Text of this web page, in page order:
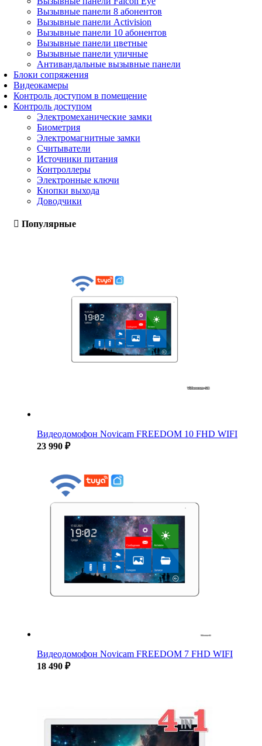
Вызывные панели 8 абонентов
Вызывные панели Activision
Вызывные панели 10 абонентов
Вызывные панели цветные
Вызывные панели уличные
Антивандальные вызывные панели
Блоки сопряжения
Видеокамеры
Контроль доступом в помещение
Контроль доступом
Электромеханические замки
Биометрия
Электромагнитные замки
Считыватели
Источники питания
Контроллеры
Электронные ключи
Кнопки выхода
Доводчики
Популярные
Видеодомофон Novicam FREEDOM 10 FHD WIFI
23 990 ₽
Видеодомофон Novicam FREEDOM 7 FHD WIFI
18 490 ₽